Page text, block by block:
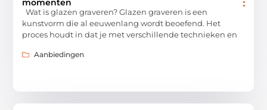
momenten
Wat is glazen graveren? Glazen graveren is een
kunstvorm die al eeuwenlang wordt beoefend. Het
proces houdt in dat je met verschillende technieken en
Aanbiedingen